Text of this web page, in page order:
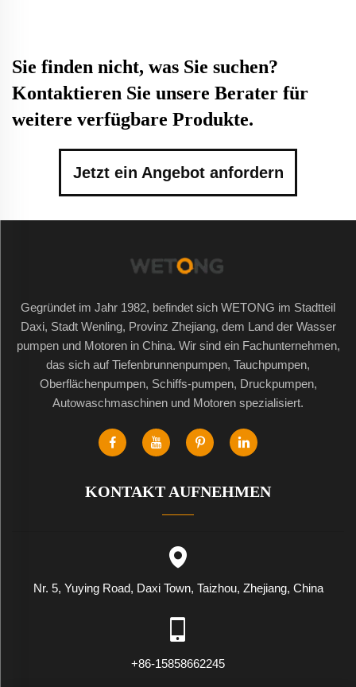
Sie finden nicht, was Sie suchen?
Kontaktieren Sie unsere Berater für
weitere verfügbare Produkte.
Jetzt ein Angebot anfordern
Gegründet im Jahr 1982, befindet sich WETONG im Stadtteil
Daxi, Stadt Wenling, Provinz Zhejiang, dem Land der Wasser
pumpen und Motoren in China. Wir sind ein Fachunternehmen,
das sich auf Tiefenbrunnenpumpen, Tauchpumpen,
Oberflächenpumpen, Schiffs-pumpen, Druckpumpen,
Autowaschmaschinen und Motoren spezialisiert.
KONTAKT AUFNEHMEN
Nr. 5, Yuying Road, Daxi Town, Taizhou, Zhejiang, China
+86-15858662245